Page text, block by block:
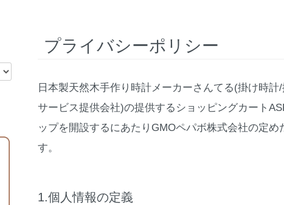
プライバシーポリシー
日本製天然木手作り時計メーカーさんてる(掛け時計
サービス提供会社)の提供するショッピングカート
ップを開設するにあたりGMOペパボ株式会社の定め
す。
1.個人情報の定義